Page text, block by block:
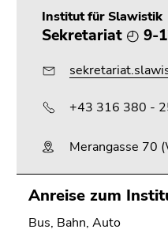
Institut für Slawistik
Sekretariat ◴ 9-
+43 316 380 -
Merangasse 70
Anreise zum
Bus, Bahn, Auto